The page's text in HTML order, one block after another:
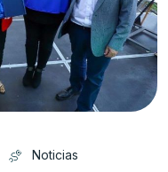
Noticias